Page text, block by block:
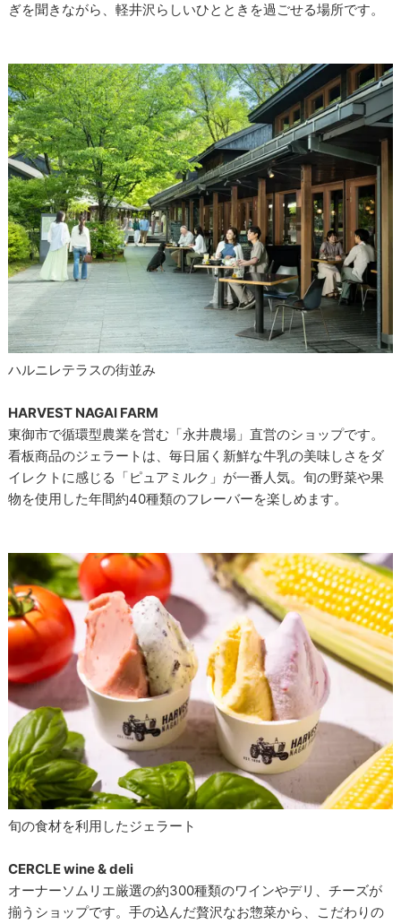
ぎを聞きながら、軽井沢らしいひとときを過ごせる場所です。
ハルニレテラスの街並み
HARVEST NAGAI FARM
東御市で循環型農業を営む「永井農場」直営のショップです。
看板商品のジェラートは、毎日届く新鮮な牛乳の美味しさをダ
イレクトに感じる「ピュアミルク」が一番人気。旬の野菜や果
物を使用した年間約40種類のフレーバーを楽しめます。
旬の食材を利用したジェラート
CERCLE wine & deli
オーナーソムリエ厳選の約300種類のワインやデリ、チーズが
揃うショップです。手の込んだ贅沢なお惣菜から、こだわりの